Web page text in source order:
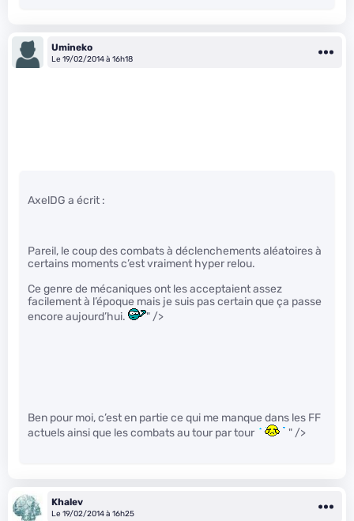
Umineko
Le 19/02/2014 à 16h18
AxelDG a écrit :
Pareil, le coup des combats à déclenchements aléatoires à
certains moments c’est vraiment hyper relou.
Ce genre de mécaniques ont les acceptaient assez
facilement à l’époque mais je suis pas certain que ça passe
encore aujourd’hui.
" />
Ben pour moi, c’est en partie ce qui me manque dans les FF
actuels ainsi que les combats au tour par tour
" />
Khalev
Le 19/02/2014 à 16h25